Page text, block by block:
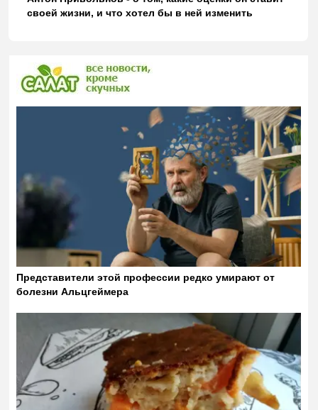
своей жизни, и что хотел бы в ней изменить